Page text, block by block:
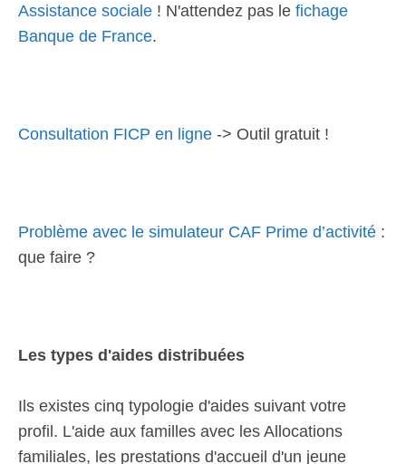
Assistance sociale ! N'attendez pas le fichage
Banque de France.
Consultation FICP en ligne -> Outil gratuit !
Problème avec le simulateur CAF Prime d’activité :
que faire ?
Les types d'aides distribuées
Ils existes cinq typologie d'aides suivant votre
profil. L'aide aux familles avec les Allocations
familiales, les prestations d'accueil d'un jeune